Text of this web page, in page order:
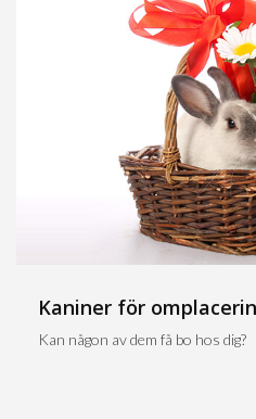
Kaniner för
Kan någon av dem få bo hos dig?